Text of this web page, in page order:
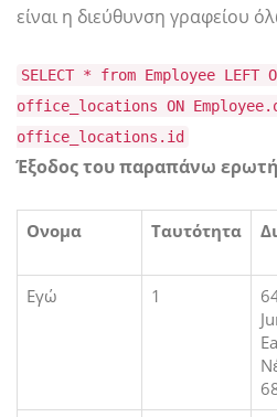
είναι η διεύθυνση γραφείου
SELECT * from Employee LEFT
office_locations ON
office_locations.id
Έξοδος του παραπάνω
Ονομα Ταυτότητα
Εγώ 1